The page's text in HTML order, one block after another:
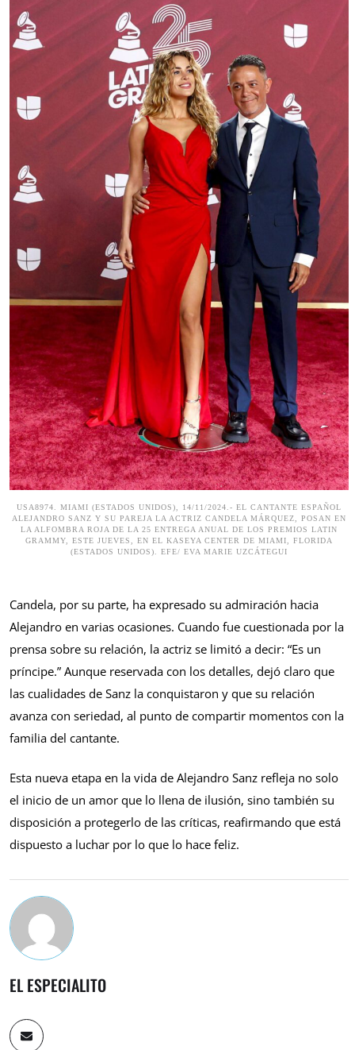
USA8974. MIAMI (ESTADOS UNIDOS), 14/11/2024.- EL CANTANTE ESPAÑOL
ALEJANDRO SANZ Y SU PAREJA LA ACTRIZ CANDELA MÁRQUEZ, POSAN EN
LA ALFOMBRA ROJA DE LA 25 ENTREGA ANUAL DE LOS PREMIOS LATIN
GRAMMY, ESTE JUEVES, EN EL KASEYA CENTER DE MIAMI, FLORIDA
(ESTADOS UNIDOS). EFE/ EVA MARIE UZCÁTEGUI
Candela, por su parte, ha expresado su admiración hacia
Alejandro en varias ocasiones. Cuando fue cuestionada por la
prensa sobre su relación, la actriz se limitó a decir: “Es un
príncipe.” Aunque reservada con los detalles, dejó claro que
las cualidades de Sanz la conquistaron y que su relación
avanza con seriedad, al punto de compartir momentos con la
familia del cantante.
Esta nueva etapa en la vida de Alejandro Sanz refleja no solo
el inicio de un amor que lo llena de ilusión, sino también su
disposición a protegerlo de las críticas, reafirmando que está
dispuesto a luchar por lo que lo hace feliz.
EL ESPECIALITO